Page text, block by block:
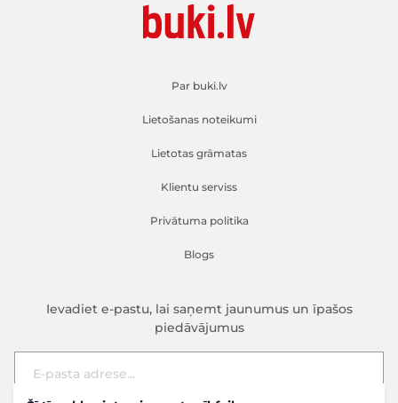
Par buki.lv
Lietošanas noteikumi
Lietotas grāmatas
Klientu serviss
Privātuma politika
Blogs
Ievadiet e-pastu, lai saņemt jaunumus un īpašos
piedāvājumus